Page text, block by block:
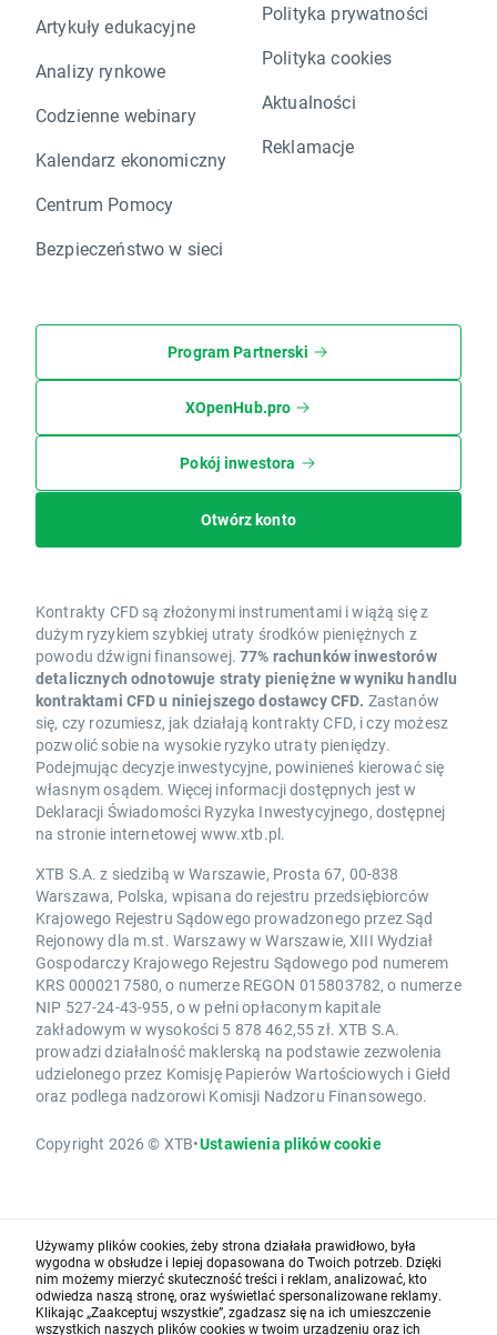
Artykuły edukacyjne
Analizy rynkowe
Codzienne webinary
Kalendarz ekonomiczny
Centrum Pomocy
Bezpieczeństwo w sieci
Polityka prywatności
Polityka cookies
Aktualności
Reklamacje
Program Partnerski
XOpenHub.pro
Pokój inwestora
Otwórz konto
Kontrakty CFD są złożonymi instrumentami i wiążą się z
dużym ryzykiem szybkiej utraty środków pieniężnych z
powodu dźwigni finansowej. 77% rachunków inwestorów
detalicznych odnotowuje straty pieniężne w wyniku handlu
kontraktami CFD u niniejszego dostawcy CFD. Zastanów
się, czy rozumiesz, jak działają kontrakty CFD, i czy możesz
pozwolić sobie na wysokie ryzyko utraty pieniędzy.
Podejmując decyzje inwestycyjne, powinieneś kierować się
własnym osądem. Więcej informacji dostępnych jest w
Deklaracji Świadomości Ryzyka Inwestycyjnego, dostępnej
na stronie internetowej www.xtb.pl.
XTB S.A. z siedzibą w Warszawie, Prosta 67, 00-838
Warszawa, Polska, wpisana do rejestru przedsiębiorców
Krajowego Rejestru Sądowego prowadzonego przez Sąd
Rejonowy dla m.st. Warszawy w Warszawie, XIII Wydział
Gospodarczy Krajowego Rejestru Sądowego pod numerem
KRS 0000217580, o numerze REGON 015803782, o numerze
NIP 527-24-43-955, o w pełni opłaconym kapitale
zakładowym w wysokości 5 878 462,55 zł. XTB S.A.
prowadzi działalność maklerską na podstawie zezwolenia
udzielonego przez Komisję Papierów Wartościowych i Giełd
oraz podlega nadzorowi Komisji Nadzoru Finansowego.
Copyright 2026 © XTB•Ustawienia plików cookie
Używamy plików cookies, żeby strona działała prawidłowo, była
wygodna w obsłudze i lepiej dopasowana do Twoich potrzeb. Dzięki
nim możemy mierzyć skuteczność treści i reklam, analizować, kto
odwiedza naszą stronę, oraz wyświetlać spersonalizowane reklamy.
Klikając „Zaakceptuj wszystkie”, zgadzasz się na ich umieszczenie
wszystkich naszych plików cookies w twoim urządzeniu oraz ich